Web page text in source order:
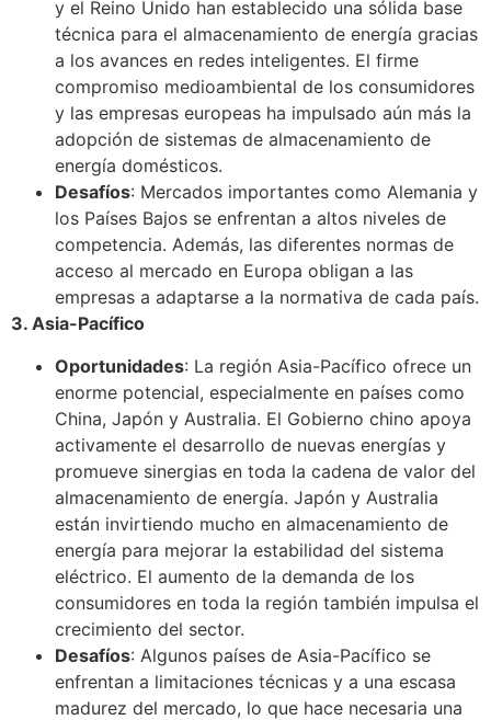
y el Reino Unido han establecido una sólida base
técnica para el almacenamiento de energía gracias
a los avances en redes inteligentes. El firme
compromiso medioambiental de los consumidores
y las empresas europeas ha impulsado aún más la
adopción de sistemas de almacenamiento de
energía domésticos.
Desafíos: Mercados importantes como Alemania y
los Países Bajos se enfrentan a altos niveles de
competencia. Además, las diferentes normas de
acceso al mercado en Europa obligan a las
empresas a adaptarse a la normativa de cada país.
3. Asia-Pacífico
Oportunidades: La región Asia-Pacífico ofrece un
enorme potencial, especialmente en países como
China, Japón y Australia. El Gobierno chino apoya
activamente el desarrollo de nuevas energías y
promueve sinergias en toda la cadena de valor del
almacenamiento de energía. Japón y Australia
están invirtiendo mucho en almacenamiento de
energía para mejorar la estabilidad del sistema
eléctrico. El aumento de la demanda de los
consumidores en toda la región también impulsa el
crecimiento del sector.
Desafíos: Algunos países de Asia-Pacífico se
enfrentan a limitaciones técnicas y a una escasa
madurez del mercado, lo que hace necesaria una